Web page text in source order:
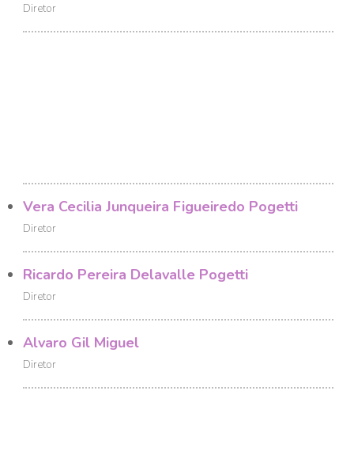
Diretor
Vera Cecilia Junqueira Figueiredo Pogetti
Diretor
Ricardo Pereira Delavalle Pogetti
Diretor
Alvaro Gil Miguel
Diretor